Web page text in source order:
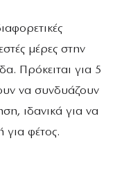
μέρες στην
Πρόκειται για 5
να συνδυάζουν
ιδανικά για να
φέτος.